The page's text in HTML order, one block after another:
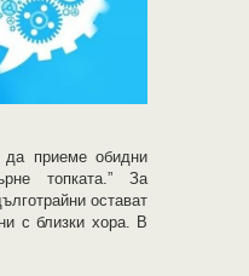
приеме обидни
топката.” За
остават
с близки хора. В